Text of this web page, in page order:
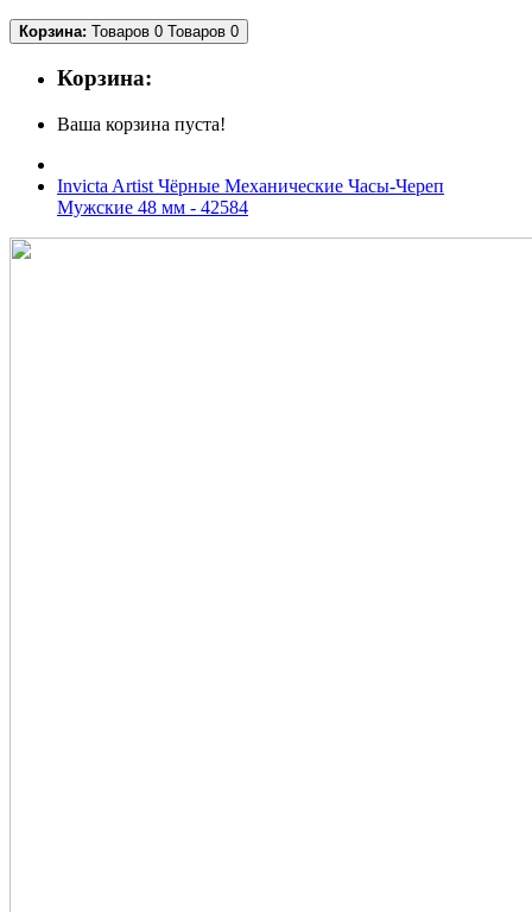
Корзина: Товаров 0 Товаров 0
Корзина:
Ваша корзина пуста!
Invicta Artist Чёрные Механические Часы-Череп
Мужские 48 мм - 42584